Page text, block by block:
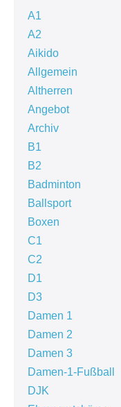
A1
A2
Aikido
Allgemein
Altherren
Angebot
Archiv
B1
B2
Badminton
Ballsport
Boxen
C1
C2
D1
D3
Damen 1
Damen 2
Damen 3
Damen-1-Fußball
DJK